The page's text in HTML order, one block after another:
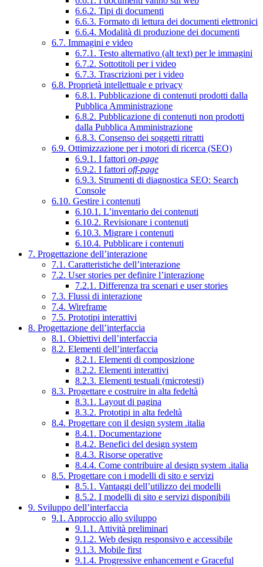
6.6.2. Tipi di documenti
6.6.3. Formato di lettura dei documenti elettronici
6.6.4. Modalità di produzione dei documenti
6.7. Immagini e video
6.7.1. Testo alternativo (alt text) per le immagini
6.7.2. Sottotitoli per i video
6.7.3. Trascrizioni per i video
6.8. Proprietà intellettuale e privacy
6.8.1. Pubblicazione di contenuti prodotti dalla
Pubblica Amministrazione
6.8.2. Pubblicazione di contenuti non prodotti
dalla Pubblica Amministrazione
6.8.3. Consenso dei soggetti ritratti
6.9. Ottimizzazione per i motori di ricerca (SEO)
6.9.1. I fattori on-page
6.9.2. I fattori off-page
6.9.3. Strumenti di diagnostica SEO: Search
Console
6.10. Gestire i contenuti
6.10.1. L’inventario dei contenuti
6.10.2. Revisionare i contenuti
6.10.3. Migrare i contenuti
6.10.4. Pubblicare i contenuti
7. Progettazione dell’interazione
7.1. Caratteristiche dell’interazione
7.2. User stories per definire l’interazione
7.2.1. Differenza tra scenari e user stories
7.3. Flussi di interazione
7.4. Wireframe
7.5. Prototipi interattivi
8. Progettazione dell’interfaccia
8.1. Obiettivi dell’interfaccia
8.2. Elementi dell’interfaccia
8.2.1. Elementi di composizione
8.2.2. Elementi interattivi
8.2.3. Elementi testuali (microtesti)
8.3. Progettare e costruire in alta fedeltà
8.3.1. Layout di pagina
8.3.2. Prototipi in alta fedeltà
8.4. Progettare con il design system .italia
8.4.1. Documentazione
8.4.2. Benefici del design system
8.4.3. Risorse operative
8.4.4. Come contribuire al design system .italia
8.5. Progettare con i modelli di sito e servizi
8.5.1. Vantaggi dell’utilizzo dei modelli
8.5.2. I modelli di sito e servizi disponibili
9. Sviluppo dell’interfaccia
9.1. Approccio allo sviluppo
9.1.1. Attività preliminari
9.1.2. Web design responsivo e accessibile
9.1.3. Mobile first
9.1.4. Progressive enhancement e Graceful